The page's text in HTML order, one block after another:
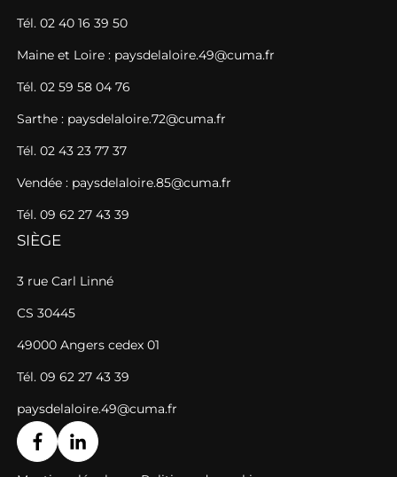
Tél. 02 40 16 39 50
Maine et Loire : paysdelaloire.49@cuma.fr
Tél. 02 59 58 04 76
Sarthe : paysdelaloire.72@cuma.fr
Tél. 02 43 23 77 37
Vendée : paysdelaloire.85@cuma.fr
Tél. 09 62 27 43 39
SIÈGE
3 rue Carl Linné
CS 30445
49000 Angers cedex 01
Tél. 09 62 27 43 39
paysdelaloire.49@cuma.fr